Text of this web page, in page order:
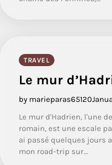
TRAVEL
Le mur
by marieparas65120
Le mur d'Hadrien, l'une
romain, est une escale
ai passé quelques jours
mon road-trip sur…